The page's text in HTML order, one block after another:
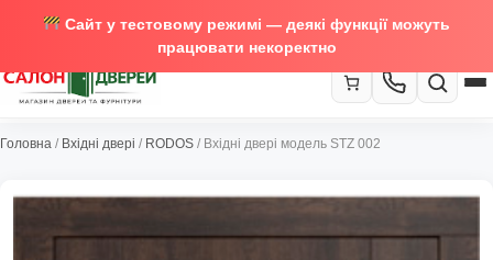
Сайт у тестовому режимі — деякі функції можуть
працювати некоректно
067-370-89-35
Головна / Вхідні двері / RODOS / Вхідні двері модель STZ 002